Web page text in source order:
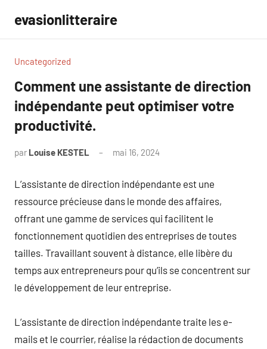
contenu
evasionlitteraire
Uncategorized
Comment une assistante de direction
indépendante peut optimiser votre
productivité.
par Louise KESTEL mai 16, 2024
L’assistante de direction indépendante est une
ressource précieuse dans le monde des affaires,
offrant une gamme de services qui facilitent le
fonctionnement quotidien des entreprises de toutes
tailles. Travaillant souvent à distance, elle libère du
temps aux entrepreneurs pour qu’ils se concentrent sur
le développement de leur entreprise.
L’assistante de direction indépendante traite les e-
mails et le courrier, réalise la rédaction de documents